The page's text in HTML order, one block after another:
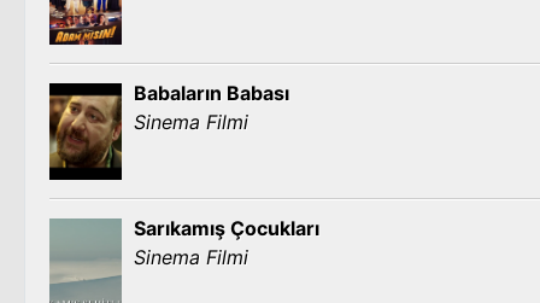
Babaların Babası
Sinema Filmi
Sarıkamış Çocukları
Sinema Filmi